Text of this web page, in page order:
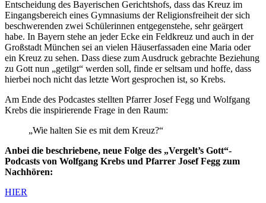
Entscheidung des Bayerischen Gerichtshofs, dass das Kreuz im
Eingangsbereich eines Gymnasiums der Religionsfreiheit der sich
beschwerenden zwei Schülerinnen entgegenstehe, sehr geärgert
habe. In Bayern stehe an jeder Ecke ein Feldkreuz und auch in der
Großstadt München sei an vielen Häuserfassaden eine Maria oder
ein Kreuz zu sehen. Dass diese zum Ausdruck gebrachte Beziehung
zu Gott nun „getilgt“ werden soll, finde er seltsam und hoffe, dass
hierbei noch nicht das letzte Wort gesprochen ist, so Krebs.
Am Ende des Podcastes stellten Pfarrer Josef Fegg und Wolfgang
Krebs die inspirierende Frage in den Raum:
„Wie halten Sie es mit dem Kreuz?“
Anbei die beschriebene, neue Folge des „Vergelt’s Gott“-
Podcasts von Wolfgang Krebs und Pfarrer Josef Fegg zum
Nachhören:
HIER